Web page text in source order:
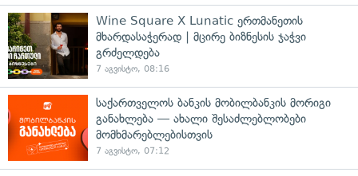
Wine Square X Lunatic ერთმანეთის
მხარდასაჭერად | მცირე ბიზნესის ჯაჭვი
გრძელდება
7 აგვისტო, 08:16
საქართველოს ბანკის მობილბანკის მორიგი
განახლება — ახალი შესაძლებლობები
მომხმარებლებისთვის
7 აგვისტო, 07:12